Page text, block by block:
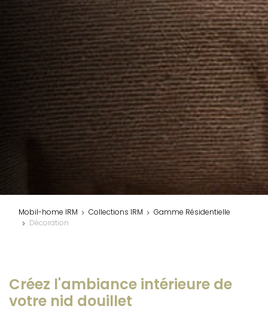
Mobil-home IRM Collections IRM
Gamme Résidentielle
Décoration
Créez l'ambiance intérieure de
votre nid douillet